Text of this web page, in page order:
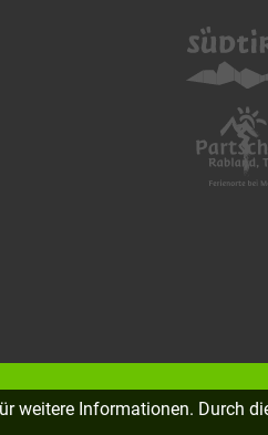
weitere Informationen. Durch